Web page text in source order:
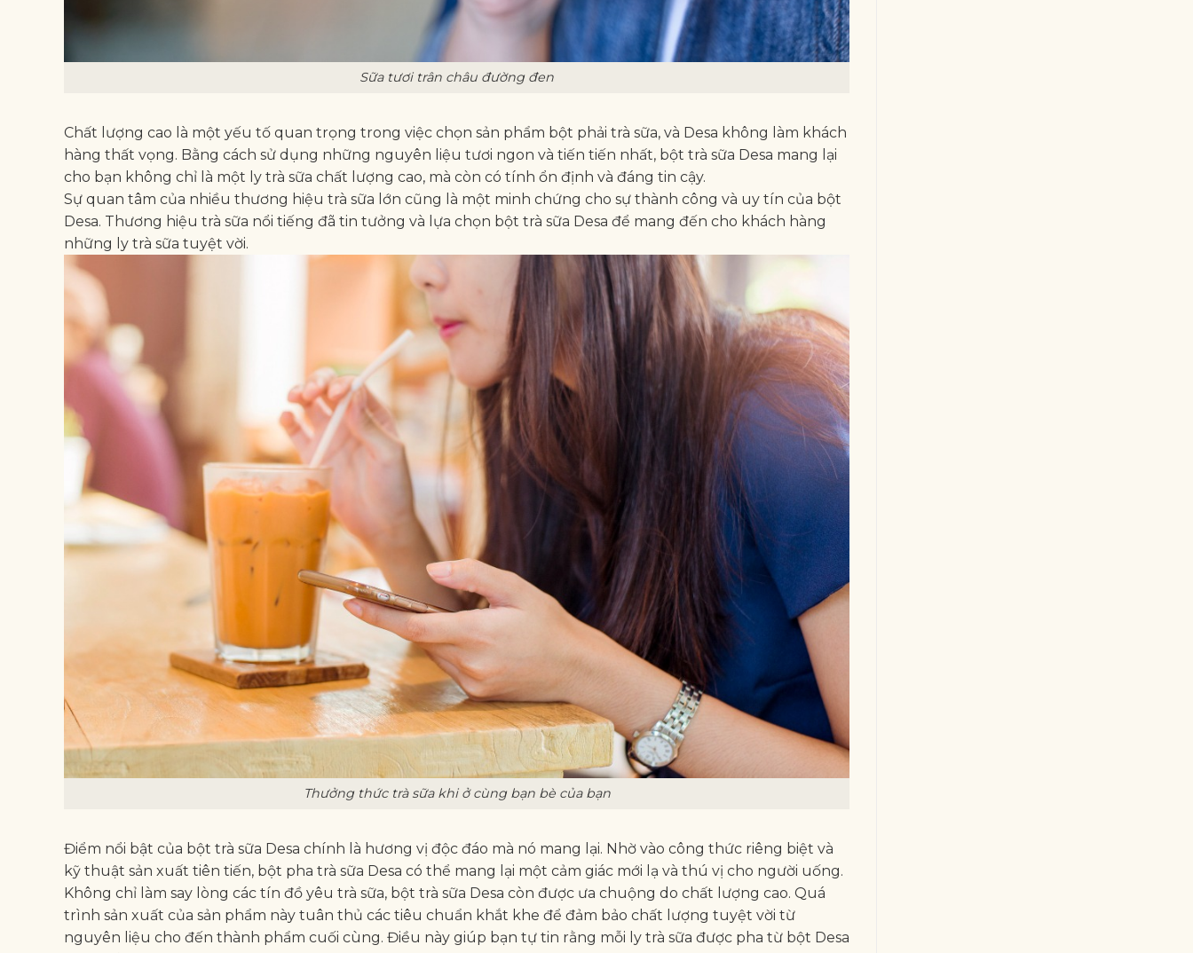
Sữa tươi trân châu đường đen
Chất lượng cao là một yếu tố quan trọng trong việc chọn sản phẩm bột phải trà sữa, và Desa không làm khách
hàng thất vọng. Bằng cách sử dụng những nguyên liệu tươi ngon và tiến tiến nhất, bột trà sữa Desa mang lại
cho bạn không chỉ là một ly trà sữa chất lượng cao, mà còn có tính ổn định và đáng tin cậy.
Sự quan tâm của nhiều thương hiệu trà sữa lớn cũng là một minh chứng cho sự thành công và uy tín của bột
Desa. Thương hiệu trà sữa nổi tiếng đã tin tưởng và lựa chọn bột trà sữa Desa để mang đến cho khách hàng
những ly trà sữa tuyệt vời.
Thưởng thức trà sữa khi ở cùng bạn bè của bạn
Điểm nổi bật của bột trà sữa Desa chính là hương vị độc đáo mà nó mang lại. Nhờ vào công thức riêng biệt và
kỹ thuật sản xuất tiên tiến, bột pha trà sữa Desa có thể mang lại một cảm giác mới lạ và thú vị cho người uống.
Không chỉ làm say lòng các tín đồ yêu trà sữa, bột trà sữa Desa còn được ưa chuộng do chất lượng cao. Quá
trình sản xuất của sản phẩm này tuân thủ các tiêu chuẩn khắt khe để đảm bảo chất lượng tuyệt vời từ
nguyên liệu cho đến thành phẩm cuối cùng. Điều này giúp bạn tự tin rằng mỗi ly trà sữa được pha từ bột Desa